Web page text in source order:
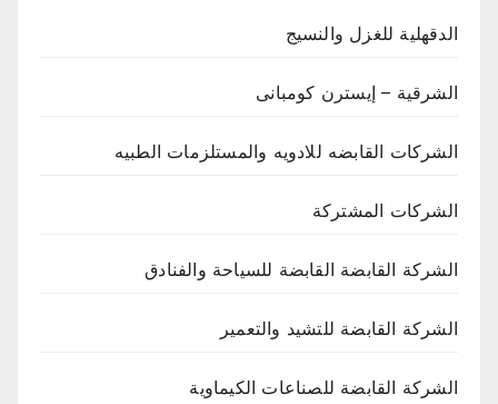
الدقهلية للغزل والنسيج
الشرقية – إيسترن كومبانى
الشركات القابضه للادويه والمستلزمات الطبيه
الشركات المشتركة
الشركة القابضة القابضة للسياحة والفنادق
الشركة القابضة للتشيد والتعمير
الشركة القابضة للصناعات الكيماوية